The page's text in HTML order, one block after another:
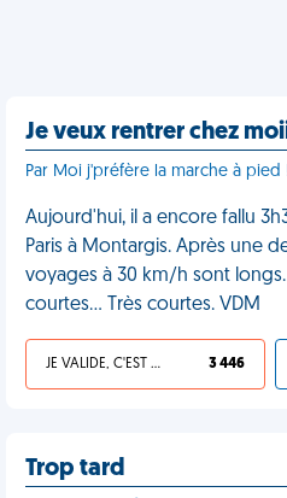
Je veux rentrer chez
Par Moi j'préfère la marche à
Aujourd'hui, il a encore fallu
Paris à Montargis. Après une
voyages à 30 km/h sont
courtes… Très courtes. VDM
JE VALIDE, C'EST UNE VDM 3 446
Trop tard